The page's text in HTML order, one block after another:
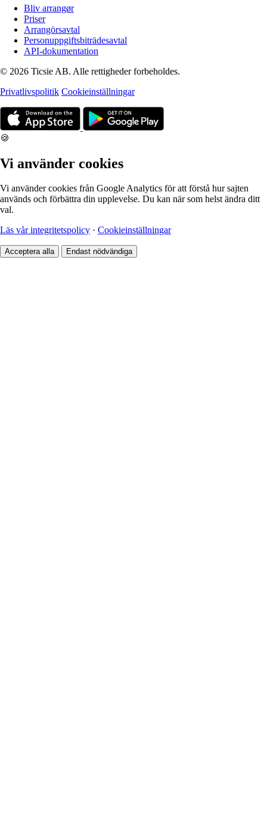
Bliv arrangør
Priser
Arrangörsavtal
Personuppgiftsbiträdesavtal
API-dokumentation
© 2026 Ticsie AB. Alle rettigheder forbeholdes.
Privatlivspolitik Cookieinställningar
🍪
Vi använder cookies
Vi använder cookies från Google Analytics för att förstå hur sajten
används och förbättra din upplevelse. Du kan när som helst ändra ditt
val.
Läs vår integritetspolicy · Cookieinställningar
Acceptera alla Endast nödvändiga